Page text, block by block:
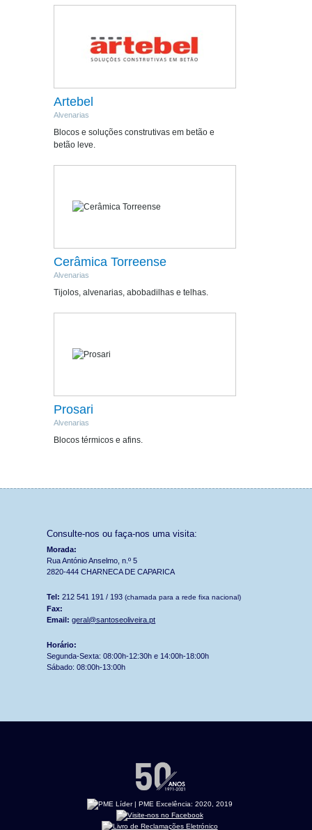
Artebel
Alvenarias
Blocos e soluções construtivas em betão e
betão leve.
Cerâmica Torreense
Alvenarias
Tijolos, alvenarias, abobadilhas e telhas.
Prosari
Alvenarias
Blocos térmicos e afins.
Consulte-nos ou faça-nos uma visita:
Morada:
Rua António Anselmo, n.º 5
2820-444 CHARNECA DE CAPARICA
Tel: 212 541 191 / 193(chamada para a rede fixa nacional)
Fax:
Email: geral@santoseoliveira.pt
Horário:
Segunda-Sexta: 08:00h-12:30h e 14:00h-18:00h
Sábado: 08:00h-13:00h